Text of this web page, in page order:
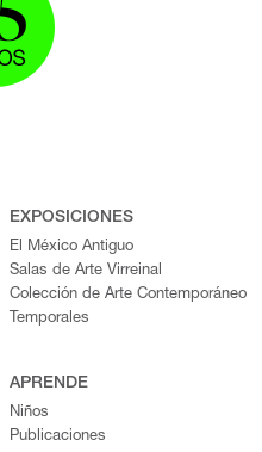
EXPOSICIONES
El México Antiguo
Salas de Arte Virreinal
Colección de Arte Contemporáneo
Temporales
APRENDE
Niños
Publicaciones